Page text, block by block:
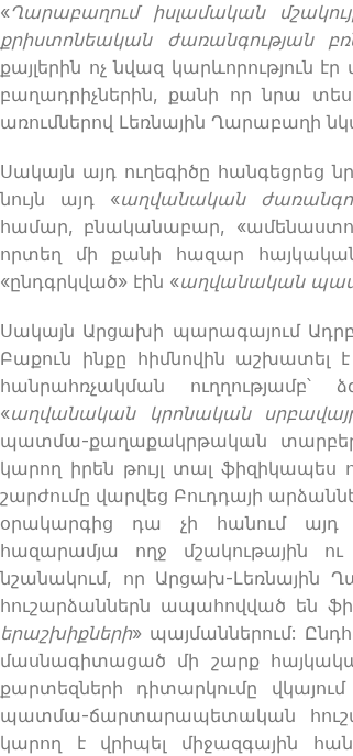
«Ղարաբաղում իսլամական
քրիստոնեական ժառանգության
քայլերին ոչ նվազ
բաղադրիչներին, քանի որ նրա
առումներով Լեռնային Ղարաբաղի
Սակայն այդ ուղեգիծը
նույն այդ «աղվանական
համար, բնականաբար,
որտեղ մի քանի հազար հայկական
«ընդգրկված» էին «աղվանական
Սակայն Արցախի պարագայում
Բաքուն ինքը հիմնովին աշխատել
հանրահռչակման ուղղությամբ՝
«աղվանական կրոնական
պատմա-քաղաքակրթական տարբեր
կարող իրեն թույլ տալ
շարժումը վարվեց Բուդդայի
օրակարգից դա չի հանում
հազարամյա ողջ մշակութային
նշանակում, որ Արցախ-
հուշարձաններն ապահովված են
երաշխիքների» պայմաններում:
մասնագիտացած մի շարք
քարտեզների դիտարկումը
պատմա-ճարտարապետական
կարող է վրիպել միջազգային